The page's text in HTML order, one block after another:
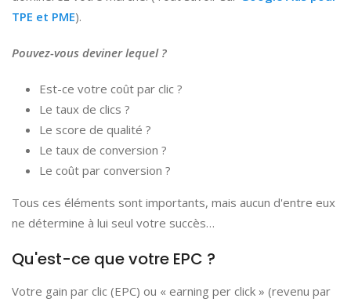
TPE et PME).
Pouvez-vous deviner lequel ?
Est-ce votre coût par clic ?
Le taux de clics ?
Le score de qualité ?
Le taux de conversion ?
Le coût par conversion ?
Tous ces éléments sont importants, mais aucun d'entre eux
ne détermine à lui seul votre succès…
Qu'est-ce que votre EPC ?
Votre gain par clic (EPC) ou « earning per click » (revenu par